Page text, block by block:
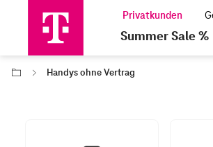
Summer Sale %
Handys ohne Vertrag